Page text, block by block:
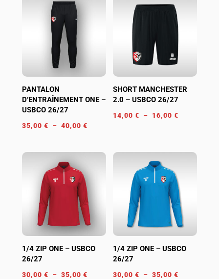
PANTALON
D’ENTRAÎNEMENT ONE –
USBCO 26/27
35,00 € – 40,00 €Plage
prix :
40,00 €
SHORT MANCHESTER
2.0 – USBCO 26/27
14,00€ – 16,00€
14,00 €
1/4 ZIP ONE – USBCO
26/27
30,00 € – 35,00 €Plage
1/4 ZIP ONE – USBCO
26/27
30,00€ – 35,00€